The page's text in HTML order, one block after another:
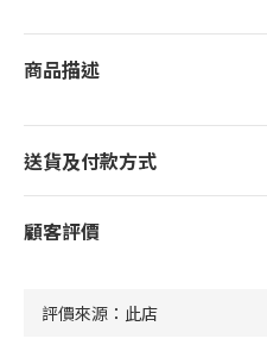
商品描述
送貨及付款方式
顧客評價